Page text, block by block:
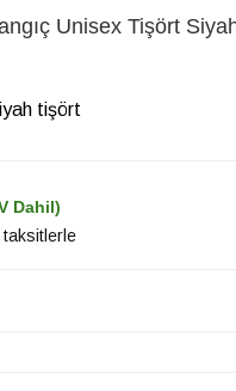
Unisex Tişört
tişört
Dahil)